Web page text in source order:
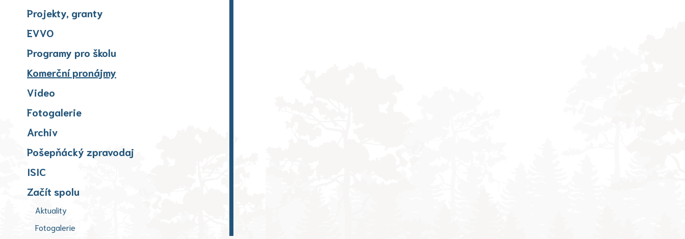
Projekty, granty
EVVO
Programy pro školu
Komerční pronájmy
Video
Fotogalerie
Archiv
Pošepňácký zpravodaj
ISIC
Začít spolu
Aktuality
Fotogalerie